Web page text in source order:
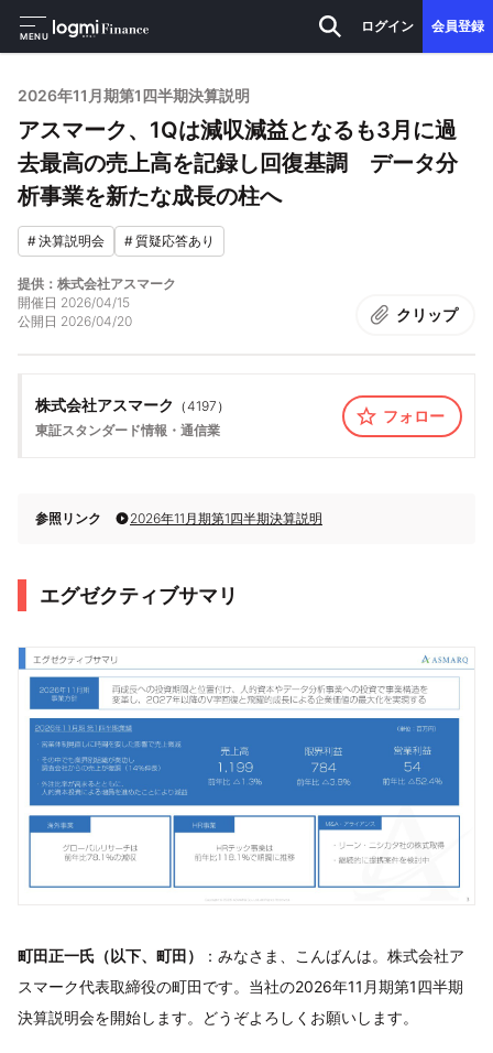
MENU
ログイン 会員登録
2026年11月期第1四半期決算説明
アスマーク、1Qは減収減益となるも3月に過
去最高の売上高を記録し回復基調 データ分
析事業を新たな成長の柱へ
#決算説明会 #質疑応答あり
提供：株式会社アスマーク
開催日 2026/04/15
公開日 2026/04/20 クリップ
株式会社アスマーク （4197 ）
東証スタンダード情報・通信業
フォロー
参照リンク 2026年11月期第1四半期決算説明
エグゼクティブサマリ
町田正一氏（以下、町田）
：みなさま、こんばんは。株式会社ア
スマーク代表取締役の町田です。当社の2026年11月期第1四半期
決算説明会を開始します。どうぞよろしくお願いします。